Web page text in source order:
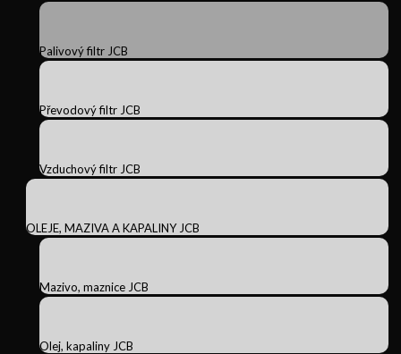
Palivový filtr JCB
Převodový filtr JCB
Vzduchový filtr JCB
OLEJE, MAZIVA A KAPALINY JCB
Mazivo, maznice JCB
Olej, kapaliny JCB